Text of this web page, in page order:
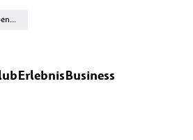
ErlebnisBusiness